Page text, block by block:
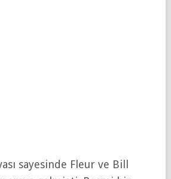
sayesinde Fleur ve Bill